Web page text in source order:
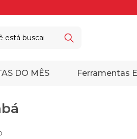
DO MÊS Ferramentas